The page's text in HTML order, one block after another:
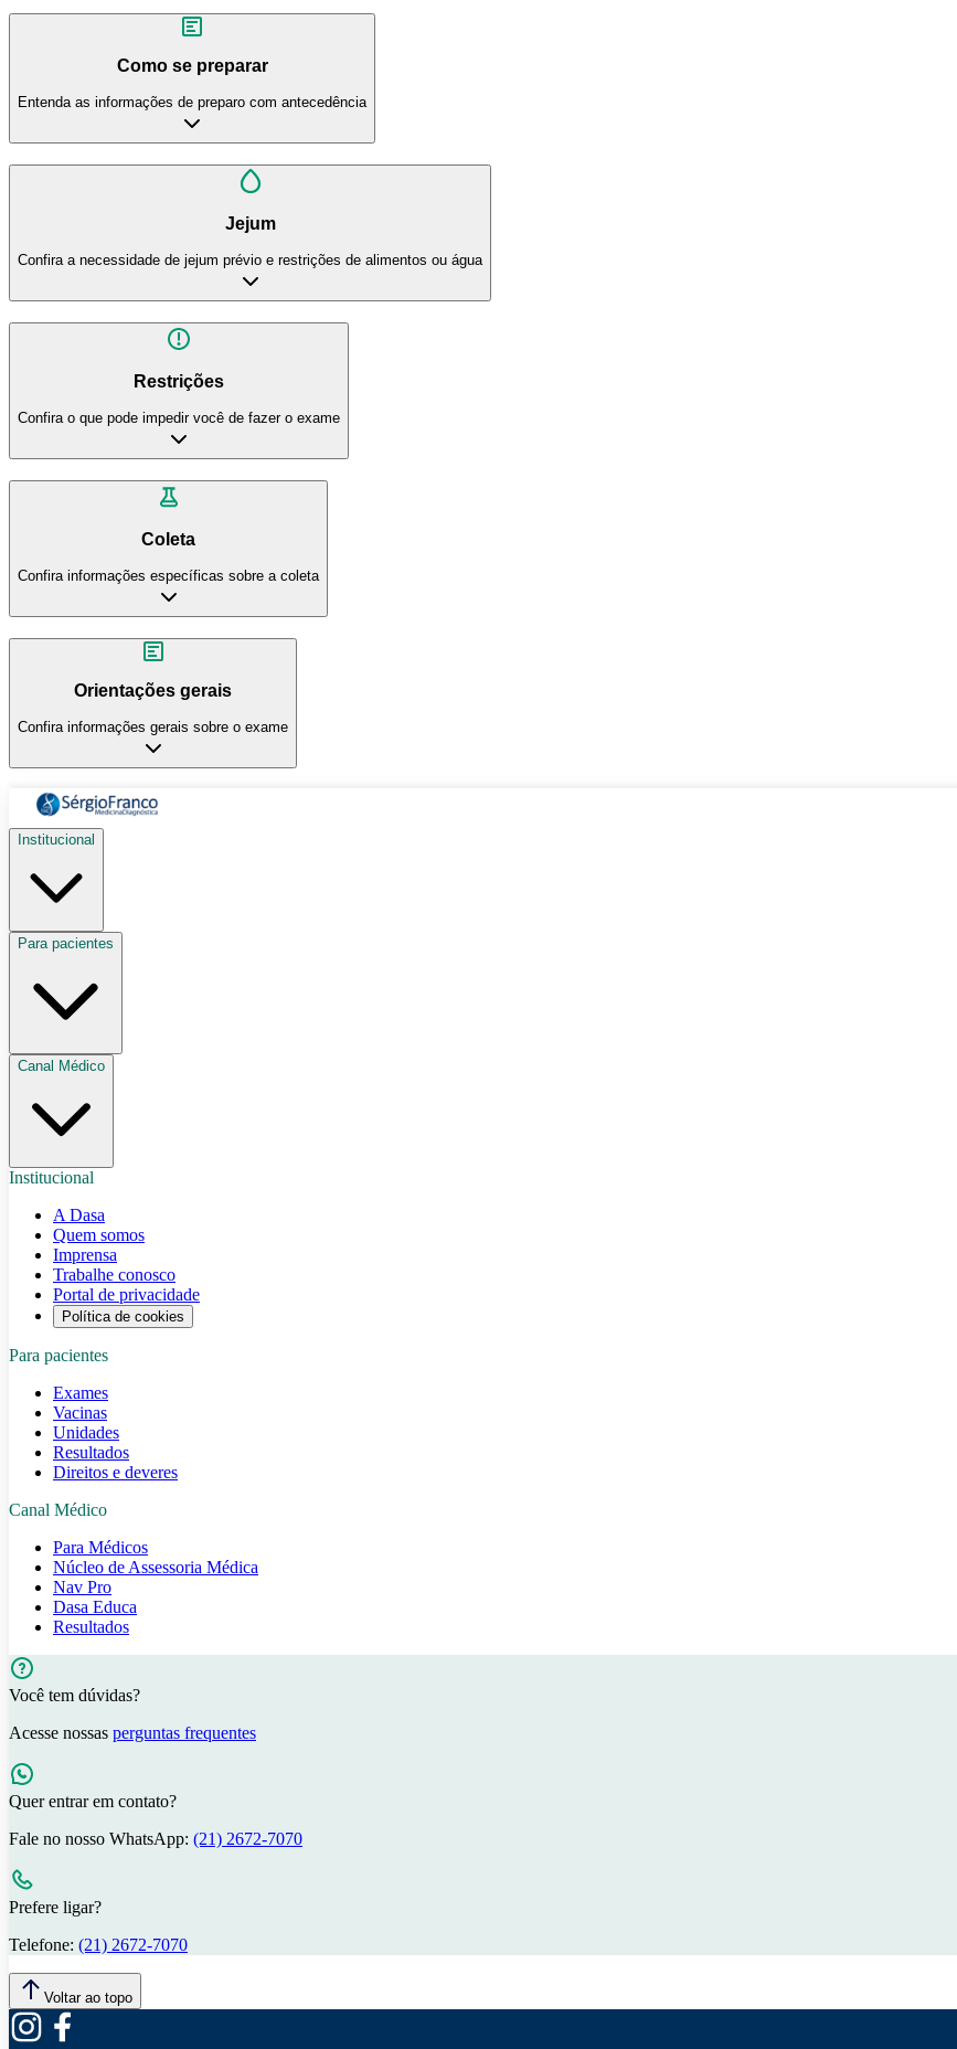
Como se preparar
Entenda as informações de preparo com antecedência
Jejum
Confira a necessidade de jejum prévio e restrições de alimentos ou água
Restrições
Confira o que pode impedir você de fazer o exame
Coleta
Confira informações específicas sobre a coleta
Orientações gerais
Confira informações gerais sobre o exame
Institucional
Para pacientes
Canal Médico
Institucional
A Dasa
Quem somos
Imprensa
Trabalhe conosco
Portal de privacidade
Política de cookies
Para pacientes
Exames
Vacinas
Unidades
Resultados
Direitos e deveres
Canal Médico
Para Médicos
Núcleo de Assessoria Médica
Nav Pro
Dasa Educa
Resultados
Você tem dúvidas?
Acesse nossas perguntas frequentes
Quer entrar em contato?
Fale no nosso WhatsApp: (21) 2672-7070
Prefere ligar?
Telefone: (21) 2672-7070
Voltar ao topo